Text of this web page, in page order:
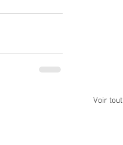
Voir tout